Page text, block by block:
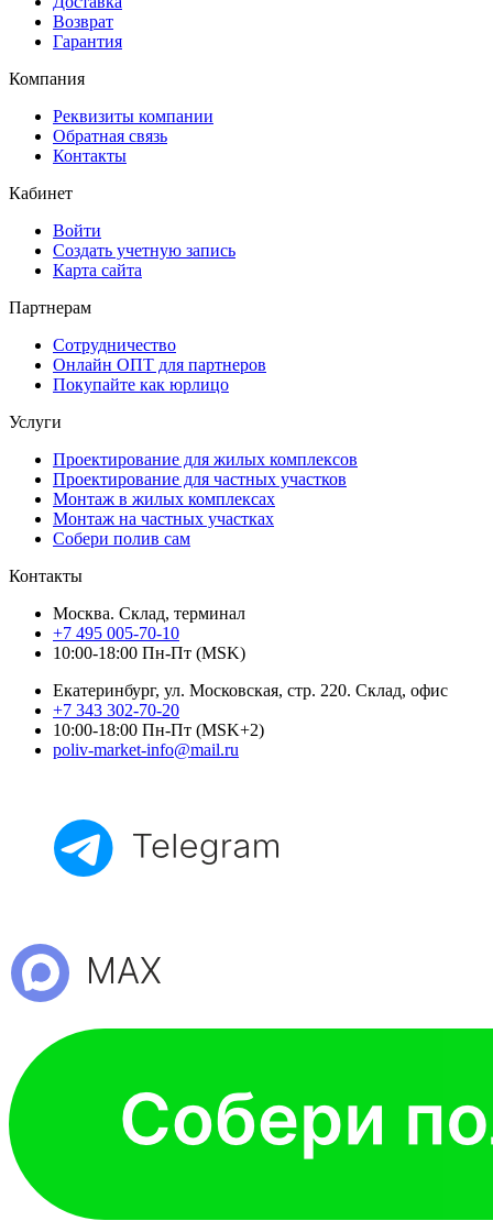
Возврат
Гарантия
Компания
Реквизиты компании
Обратная связь
Контакты
Кабинет
Войти
Создать учетную запись
Карта сайта
Партнерам
Сотрудничество
Онлайн ОПТ для партнеров
Покупайте как юрлицо
Услуги
Проектирование для жилых комплексов
Проектирование для частных участков
Монтаж в жилых комплексах
Монтаж на частных участках
Собери полив сам
Контакты
Москва. Склад, терминал
+7 495 005-70-10
10:00-18:00 Пн-Пт (MSK)
Екатеринбург, ул. Московская, стр. 220. Склад, офис
+7 343 302-70-20
10:00-18:00 Пн-Пт (MSK+2)
poliv-market-info@mail.ru